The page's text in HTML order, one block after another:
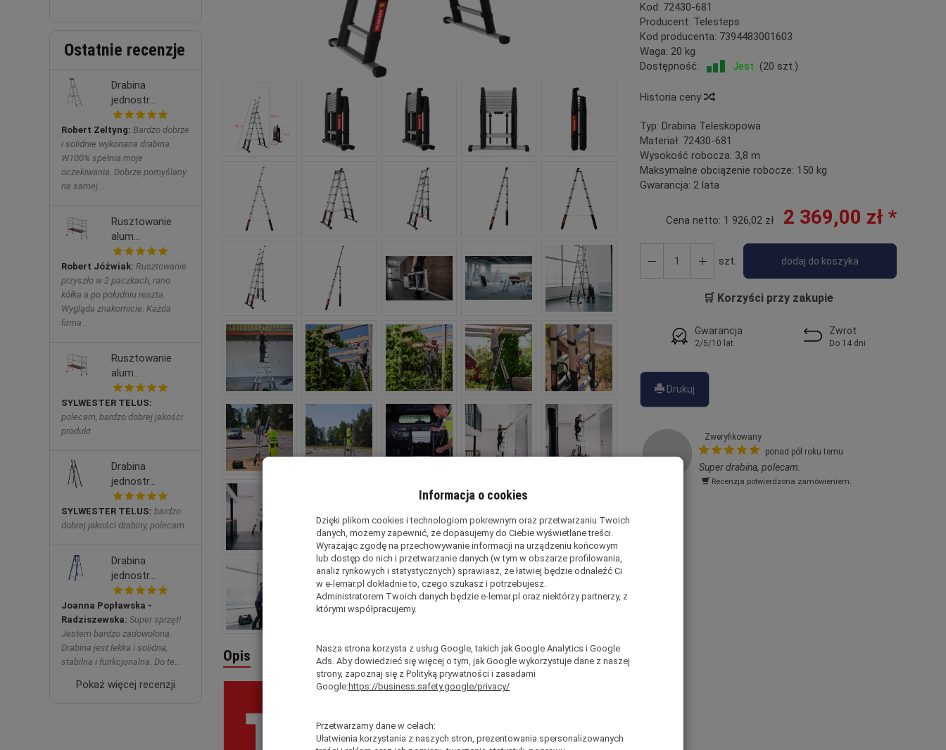
Kod: 72430-681
Producent: Telesteps
Kod producenta: 7394483001603
Waga: 20 kg
Dostępność:
Jest (20 szt.)
Historia ceny
Typ: Drabina Teleskopowa
Materiał: 72430-681
Wysokość robocza: 3,8 m
Maksymalne obciążenie robocze: 150 kg
Gwarancja: 2 lata
Cena netto: 1 926,02 zł 2 369,00 zł *
szt. dodaj do koszyka
🛒 Korzyści przy zakupie
Gwarancja
2/5/10 lat
Zwrot
Do 14 dni
Drukuj
Zweryfikowany
ponad pół roku temu
Super drabina, polecam.
Recenzja potwierdzona zamówieniem.
Opis Dokumentacja
Ostatnie recenzje
Drabina
jednostr...
Robert Zeltyng: Bardzo dobrze
i solidnie wykonana drabina.
W100% spełnia moje
oczekiwania. Dobrze pomyślany
na samej...
Rusztowanie
alum...
Robert Jóźwiak: Rusztowanie
przyszło w 2 paczkach, rano
kółka a po południu reszta.
Wygląda znakomicie. Każda
firma ...
Rusztowanie
alum...
SYLWESTER TELUS:
polecam, bardzo dobrej jakości
produkt
Drabina
jednostr...
SYLWESTER TELUS: bardzo
dobrej jakości drabiny, polecam
Drabina
jednostr...
Joanna Popławska -
Radziszewska: Super sprzęt!
Jestem bardzo zadowolona.
Drabina jest lekka i solidna,
stabilna i funkcjonalna. Do te...
Pokaż więcej recenzji
Informacja o cookies
Dzięki plikom cookies i technologiom pokrewnym oraz przetwarzaniu Twoich
danych, możemy zapewnić, że dopasujemy do Ciebie wyświetlane treści.
Wyrażając zgodę na przechowywanie informacji na urządzeniu końcowym
lub dostęp do nich i przetwarzanie danych (w tym w obszarze profilowania,
analiz rynkowych i statystycznych) sprawiasz, że łatwiej będzie odnaleźć Ci
w e-lemar.pl dokładnie to, czego szukasz i potrzebujesz.
Administratorem Twoich danych będzie e-lemar.pl oraz niektórzy partnerzy, z
którymi współpracujemy.
Nasza strona korzysta z usług Google, takich jak Google Analytics i Google
Ads. Aby dowiedzieć się więcej o tym, jak Google wykorzystuje dane z naszej
strony, zapoznaj się z Polityką prywatności i zasadami
Google: https://business.safety.google/privacy/
Przetwarzamy dane w celach:
Ułatwienia korzystania z naszych stron, prezentowania spersonalizowanych